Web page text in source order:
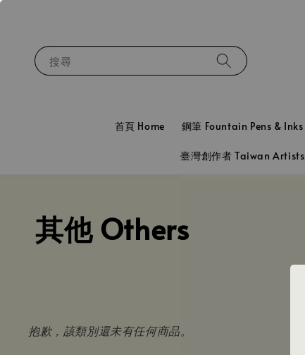
搜尋
首頁 Home 鋼筆 Fountain Pens & Inks
臺灣創作者 Taiwan Artists
其他 Others
抱歉，該類別還未有任何商品。